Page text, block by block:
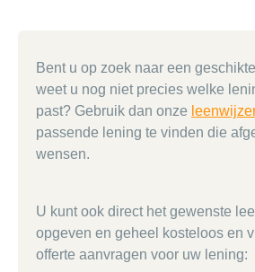
Bent u op zoek naar een
weet u nog niet precies welke
past? Gebruik dan onze
passende lening te vinden die
wensen.
U kunt ook direct het gewenste
opgeven en geheel kosteloos en
offerte aanvragen voor uw lening: